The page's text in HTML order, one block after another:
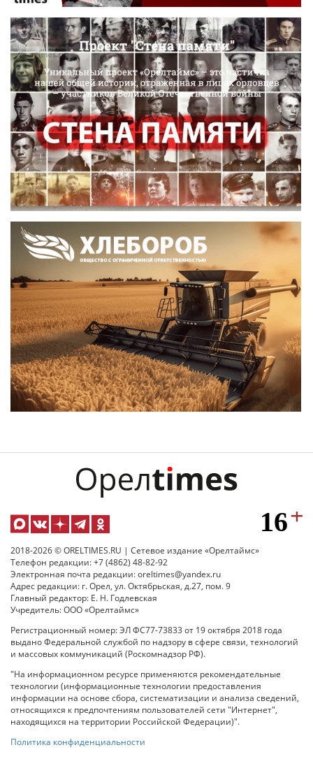
2018-2026 © ORELTIMES.RU | Сетевое издание «Орелтаймс»
Телефон редакции: +7 (4862) 48-82-92
Электронная почта редакции: oreltimes@yandex.ru
Адрес редакции: г. Орел, ул. Октябрьская, д.27, пом. 9
Главный редактор: Е. Н. Годлевская
Учредитель: ООО «Орелтаймс»
Регистрационный номер: ЭЛ ФС77-73833 от 19 октября 2018 года
выдано Федеральной службой по надзору в сфере связи, технологий
и массовых коммуникаций (Роскомнадзор РФ).
"На информационном ресурсе применяются рекомендательные
технологии (информационные технологии предоставления
информации на основе сбора, систематизации и анализа сведений,
относящихся к предпочтениям пользователей сети "Интернет",
находящихся на территории Российской Федерации)".
Политика конфиденциальности